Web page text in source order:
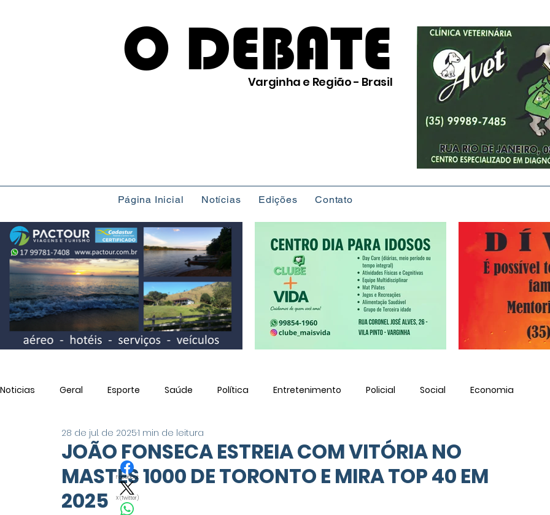
O DEBATE
Varginha e Região - Brasil
Página Inicial Notícias Edições Contato
Noticias Geral Esporte Saúde Política Entretenimento Policial Social Economia
Utilidade Pública
JOÃO FONSECA ESTREIA COM VITÓRIA NO
MASTES 1000 DE TORONTO E MIRA TOP 40 EM
2025
28 de jul. de 20251 min de leitura
Facebook
X (Twitter)